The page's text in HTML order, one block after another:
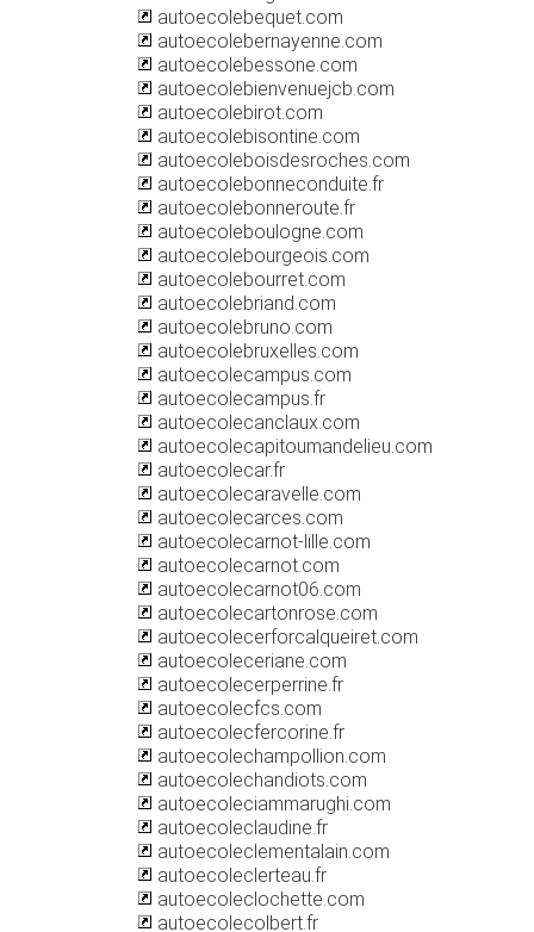
autoecolebequet.com
autoecolebernayenne.com
autoecolebessone.com
autoecolebienvenuejcb.com
autoecolebirot.com
autoecolebisontine.com
autoecoleboisdesroches.com
autoecolebonneconduite.fr
autoecolebonneroute.fr
autoecoleboulogne.com
autoecolebourgeois.com
autoecolebourret.com
autoecolebriand.com
autoecolebruno.com
autoecolebruxelles.com
autoecolecampus.com
autoecolecampus.fr
autoecolecanclaux.com
autoecolecapitoumandelieu.com
autoecolecar.fr
autoecolecaravelle.com
autoecolecarces.com
autoecolecarnot-lille.com
autoecolecarnot.com
autoecolecarnot06.com
autoecolecartonrose.com
autoecolecerforcalqueiret.com
autoecoleceriane.com
autoecolecerperrine.fr
autoecolecfcs.com
autoecolecfercorine.fr
autoecolechampollion.com
autoecolechandiots.com
autoecoleciammarughi.com
autoecoleclaudine.fr
autoecoleclementalain.com
autoecoleclerteau.fr
autoecoleclochette.com
autoecolecolbert.fr